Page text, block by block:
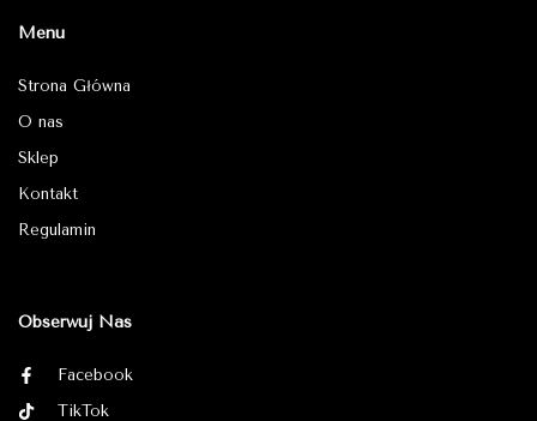
Menu
Strona Główna
O nas
Sklep
Kontakt
Regulamin
Obserwuj Nas
Facebook
TikTok